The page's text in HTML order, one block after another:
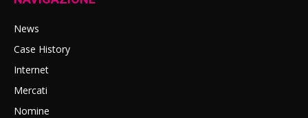
News
Case History
Internet
Mercati
Nomine